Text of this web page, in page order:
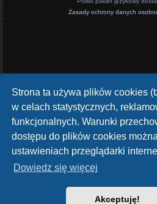
Strona ta używa plików cookies
w celach statystycznych,
funkcjonalnych. Warunki
dostępu do plików cookies
ustawieniach przeglądarki
Dowiedz się więcej
Akceptuję!
Zasady ochrony danych
openATV Forum
https://www.opena.tv/
OpenPLi - Open Source Set-Top